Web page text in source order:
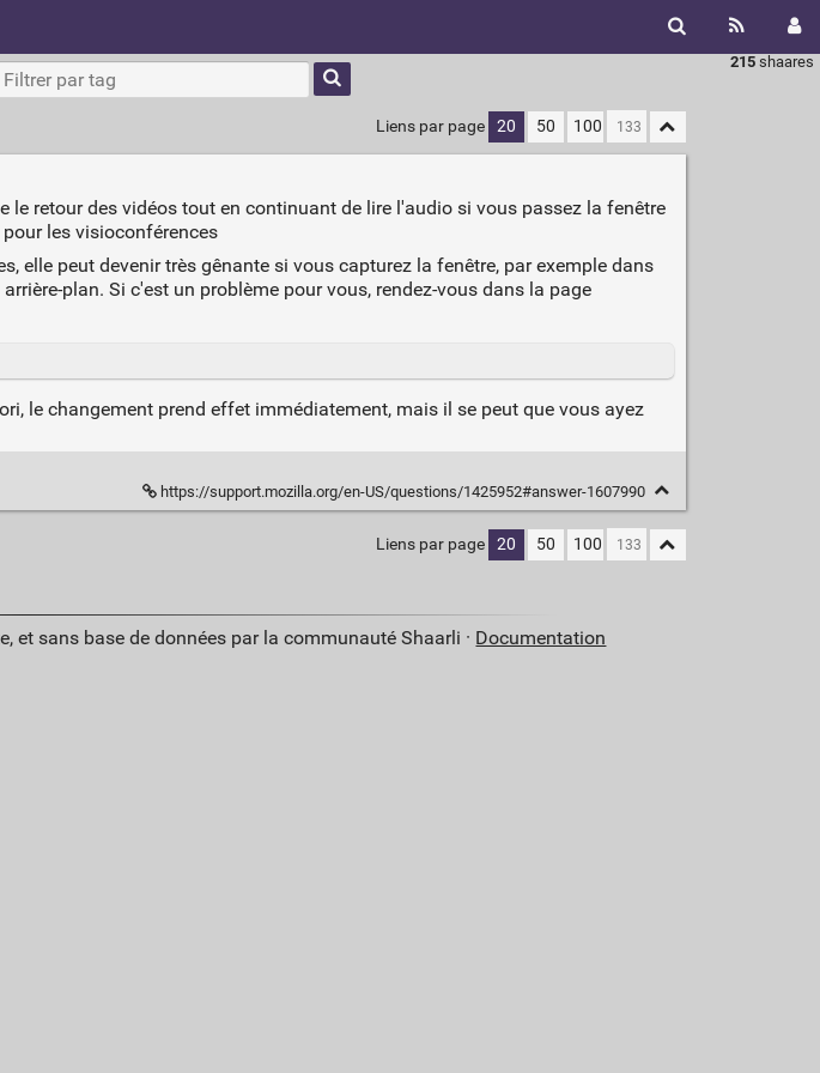
215 shaares
Liens par page 20 50 100
retour des vidéos tout en continuant de lire l'audio si vous passez la fenêtre
les visioconférences
elle peut devenir très gênante si vous capturez la fenêtre, par exemple dans
plan. Si c'est un problème pour vous, rendez-vous dans la page
le changement prend effet immédiatement, mais il se peut que vous ayez
https://support.mozilla.org/en-US/questions/1425952#answer-1607990
Liens par page 20 50 100
et sans base de données par la communauté Shaarli · Documentation